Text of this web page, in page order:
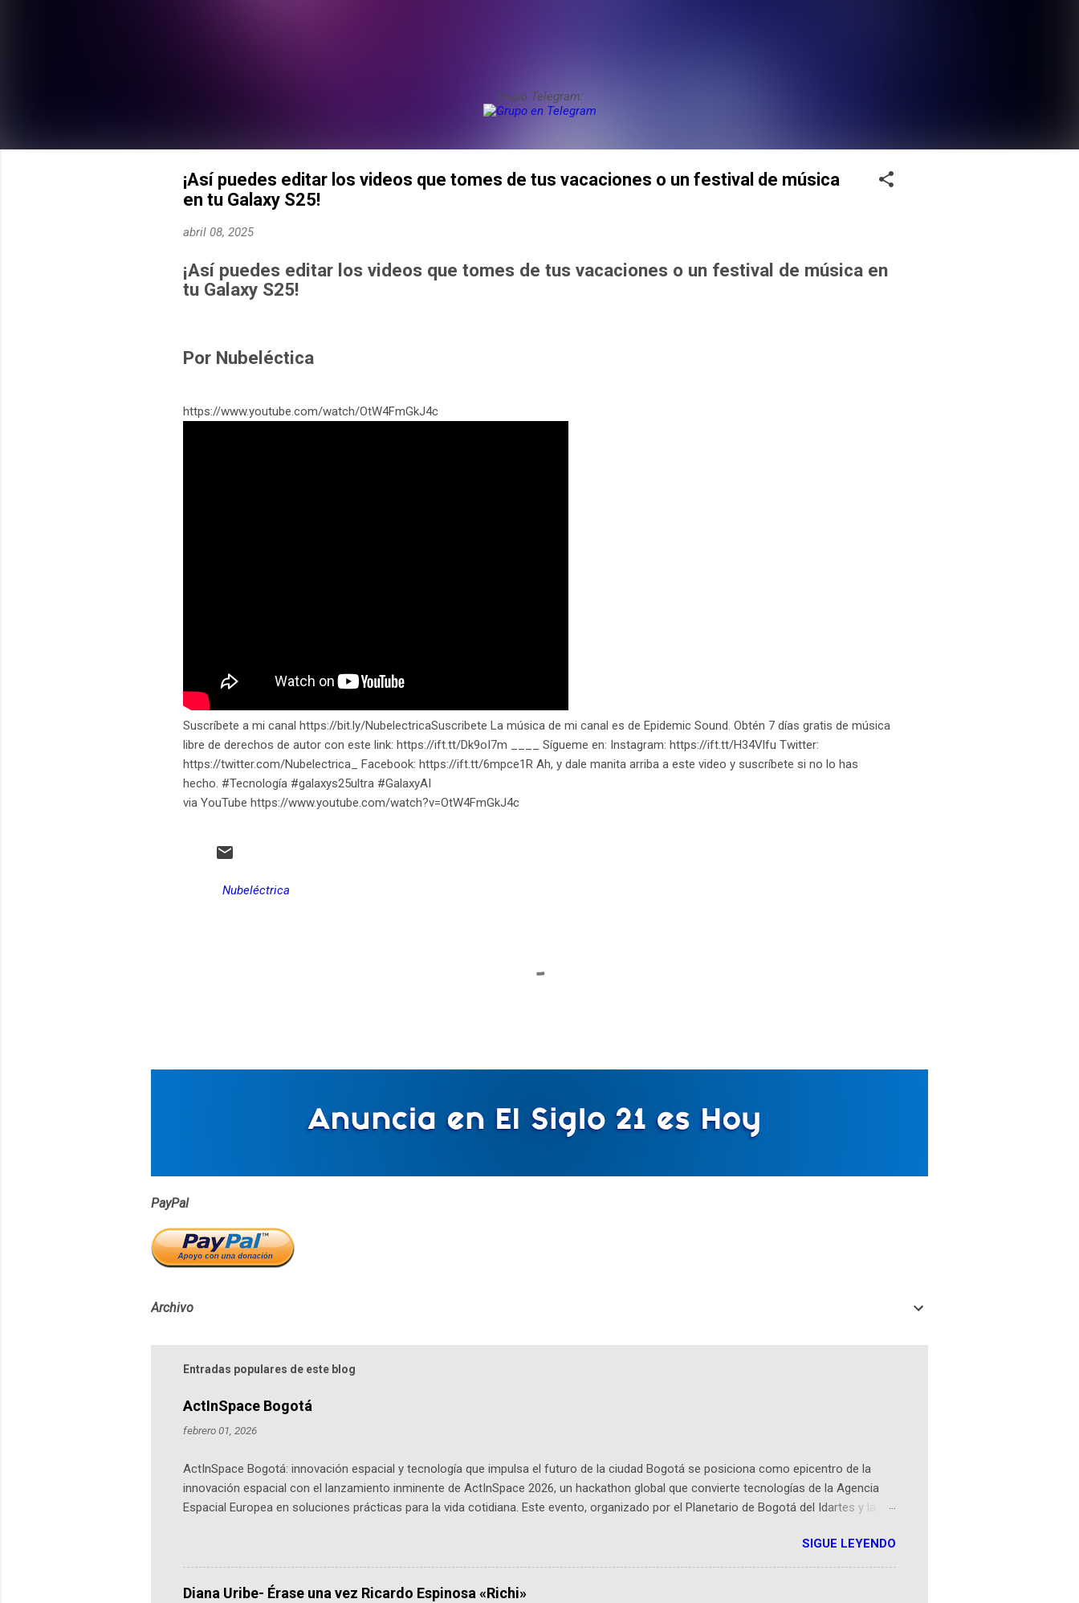
Grupo Telegram:
¡Así puedes editar los videos que tomes de tus vacaciones o un festival de música
en tu Galaxy S25!
abril 08, 2025
¡Así puedes editar los videos que tomes de tus vacaciones o un festival de música en
tu Galaxy S25!
Por Nubeléctica
https://www.youtube.com/watch/OtW4FmGkJ4c
Suscríbete a mi canal https://bit.ly/NubelectricaSuscribete La música de mi canal es de Epidemic Sound. Obtén 7 días gratis de música
libre de derechos de autor con este link: https://ift.tt/Dk9oI7m ____ Sígueme en: Instagram: https://ift.tt/H34Vlfu Twitter:
https://twitter.com/Nubelectrica_ Facebook: https://ift.tt/6mpce1R Ah, y dale manita arriba a este video y suscríbete si no lo has
hecho. #Tecnología #galaxys25ultra #GalaxyAI
via YouTube https://www.youtube.com/watch?v=OtW4FmGkJ4c
Nubeléctrica
a
PayPal
Archivo
Entradas populares de este blog
ActInSpace Bogotá
febrero 01, 2026
ActInSpace Bogotá: innovación espacial y tecnología que impulsa el futuro de la ciudad Bogotá se posiciona como epicentro de la
innovación espacial con el lanzamiento inminente de ActInSpace 2026, un hackathon global que convierte tecnologías de la Agencia
Espacial Europea en soluciones prácticas para la vida cotidiana. Este evento, organizado por el Planetario de Bogotá del Idartes y la
emprendedores y estudiantes. Qué es ActInSpace y por qué importa en Bogotá ActInSpace es una competencia mundial que opera en
más de 60 ciudades, donde participantes tienen 24 horas para idear startups basadas en tecnologías espaciales como satélites y
datos orbitales. En Bogotá, arranca con un evento gratuito el 30 de enero a las 10:00 a. m. en el Planetario (calle 26B #5-93), in...
SIGUE LEYENDO
Diana Uribe- Érase una vez Ricardo Espinosa «Richi»